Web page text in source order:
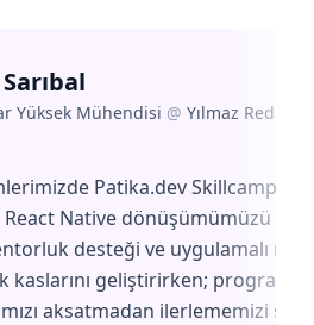
Yüksek Mühendisi @ Yılmaz
Patika.dev Skillcamp'i
Native dönüşümümüzü
desteği ve uygulamalı
geliştirirken; programın
aksatmadan ilerlememizi